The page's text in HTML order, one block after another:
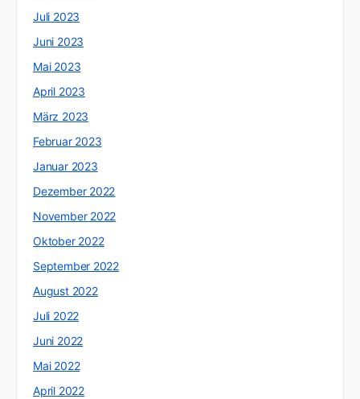
Juli 2023
Juni 2023
Mai 2023
April 2023
März 2023
Februar 2023
Januar 2023
Dezember 2022
November 2022
Oktober 2022
September 2022
August 2022
Juli 2022
Juni 2022
Mai 2022
April 2022